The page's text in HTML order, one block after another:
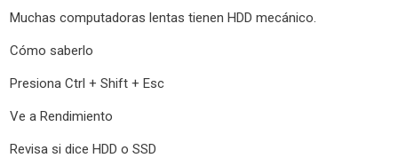
Muchas computadoras lentas tienen HDD mecánico.
Cómo saberlo
Presiona Ctrl + Shift + Esc
Ve a Rendimiento
Revisa si dice HDD o SSD